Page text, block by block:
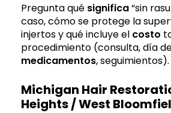
Pregunta qué significa“sin
caso, cómo se protege la
injertos y qué incluye el costo
procedimiento (consulta, día
medicamentos, seguimientos).
Michigan Hair
Heights / West